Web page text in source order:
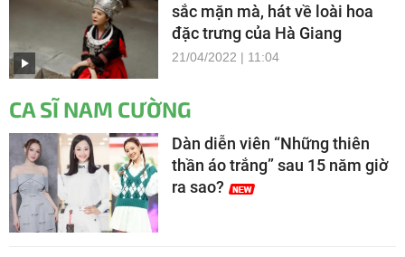
sắc mặn mà, hát về loài hoa
đặc trưng của Hà Giang
21/04/2022 | 11:04
CA SĨ NAM CƯỜNG
Dàn diễn viên “Những thiên
thần áo trắng” sau 15 năm giờ
ra sao?